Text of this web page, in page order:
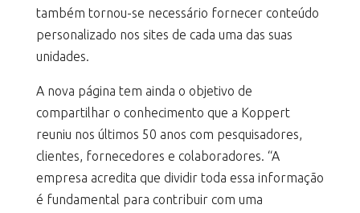
também tornou-se necessário fornecer conteúdo
personalizado nos sites de cada uma das suas
unidades.
A nova página tem ainda o objetivo de
compartilhar o conhecimento que a Koppert
reuniu nos últimos 50 anos com pesquisadores,
clientes, fornecedores e colaboradores. “A
empresa acredita que dividir toda essa informação
é fundamental para contribuir com uma